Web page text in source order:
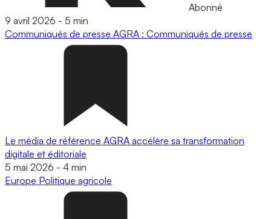
Abonné
9 avril 2026 - 5 min
Communiqués de presse AGRA : Communiqués de presse
Le média de référence AGRA accélère sa transformation
digitale et éditoriale
5 mai 2026 - 4 min
Europe Politique agricole